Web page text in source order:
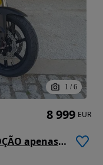
1 / 6
Suzuki DL V-STROM 800 PROMOÇÃO apenas 120€ mês
8 999 EUR